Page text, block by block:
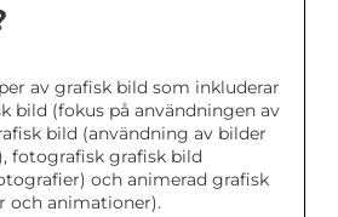
av grafisk bild som inkluderar
bild (fokus på användningen av
bild (användning av bilder
fotografisk grafisk bild
och animerad grafisk
och animationer).